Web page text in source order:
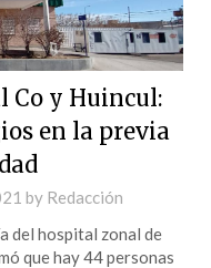
Co y Huincul:
en la previa
by Redacción
del hospital zonal de
que hay 44 personas